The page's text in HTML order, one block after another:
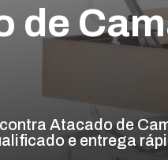
de
Atacado de
e entrega